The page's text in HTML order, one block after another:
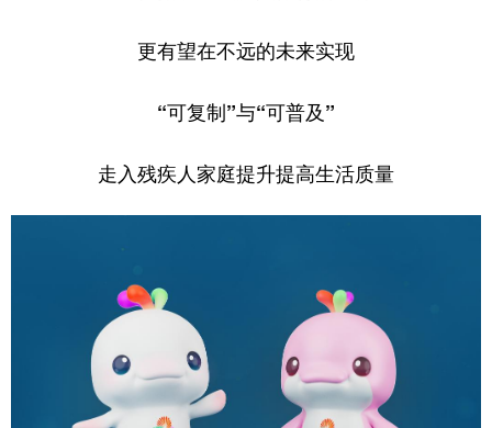
更有望在不远的未来实现
“可复制”与“可普及”
走入残疾人家庭提升提高生活质量